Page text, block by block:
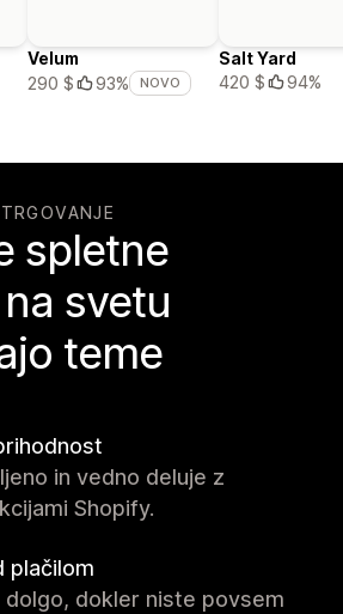
Velum
290 $
93% NOVO
Salt Yard
420 $
94%
spletne
svetu
teme
in vedno deluje z
Shopify.
plačilom
dolgo, dokler niste povsem